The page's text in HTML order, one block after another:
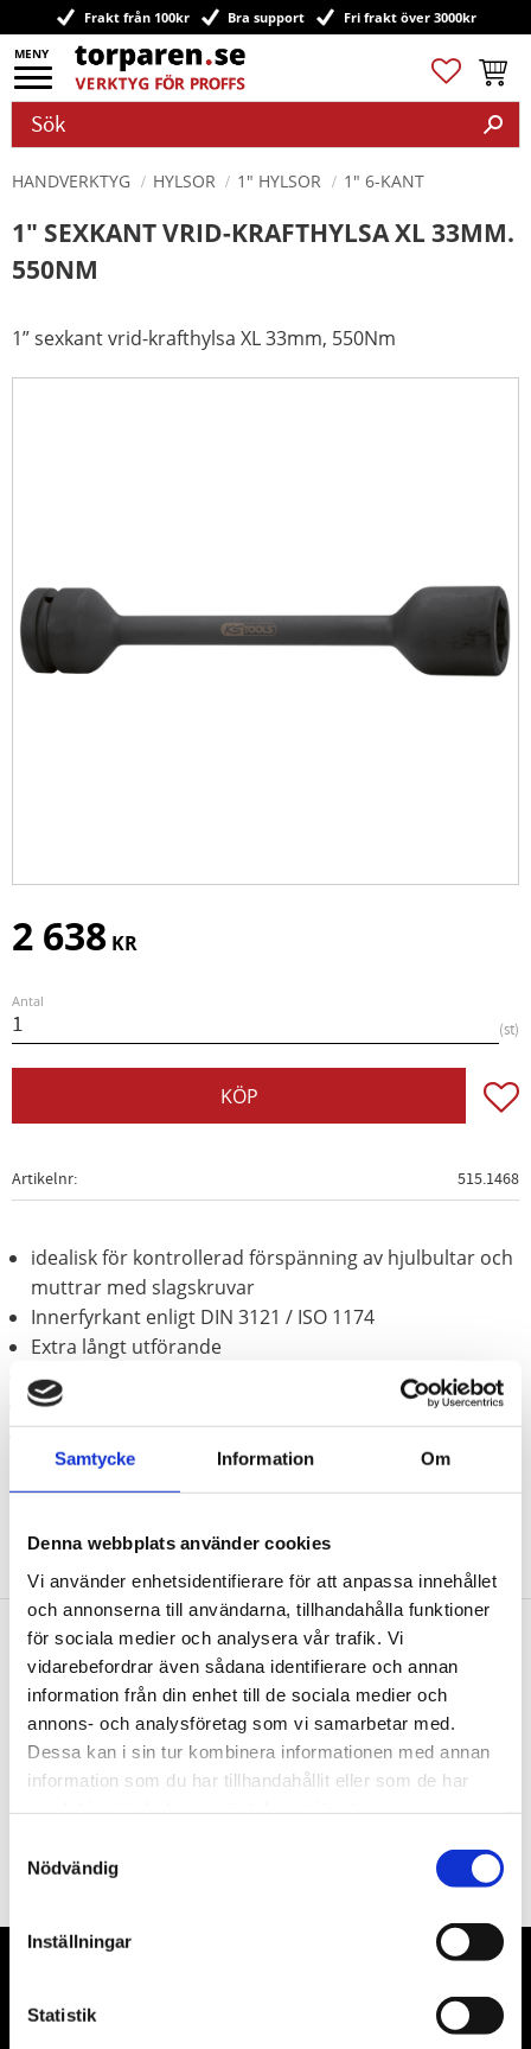
Samtycke Information Om
Denna webbplats använder cookies
Vi använder enhetsidentifierare för att anpassa innehållet
och annonserna till användarna, tillhandahålla funktioner
för sociala medier och analysera vår trafik. Vi
vidarebefordrar även sådana identifierare och annan
information från din enhet till de sociala medier och
annons- och analysföretag som vi samarbetar med.
Dessa kan i sin tur kombinera informationen med annan
information som du har tillhandahållit eller som de har
Nödvändig
Inställningar
Statistik
Meny
Frakt från 100kr Bra support Fri frakt över 3000kr
Favoriter
HANDVERKTYG HYLSOR 1" HYLSOR 1" 6-KANT
1" SEXKANT VRID-KRAFTHYLSA XL 33MM.
550NM
1” sexkant vrid-krafthylsa XL 33mm, 550Nm
2 638 KR
Antal
st
KÖP
Artikelnr 515.1468
idealisk för kontrollerad förspänning av hjulbultar och
muttrar med slagskruvar
Innerfyrkant enligt DIN 3121 / ISO 1174
Extra långt utförande
För maskinaktivering
Behandlat med fosfor
Krom molybden
Nyhetsbrev
PRENUMERERA
integritetspolicy.
Våra främsta leverantörer är KS Tools verktyg, ATH billyftar